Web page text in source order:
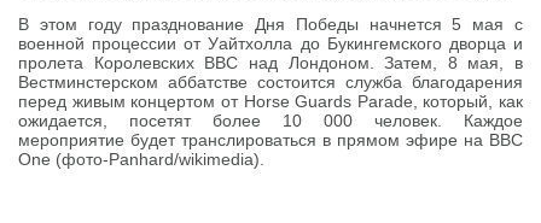
В этом году празднование Дня Победы начнется 5 мая с
военной процессии от Уайтхолла до Букингемского дворца и
пролета Королевских ВВС над Лондоном. Затем, 8 мая, в
Вестминстерском аббатстве состоится служба благодарения
перед живым концертом от Horse Guards Parade, который, как
ожидается, посетят более 10 000 человек. Каждое
мероприятие будет транслироваться в прямом эфире на BBC
One (фото-Panhard/wikimedia).